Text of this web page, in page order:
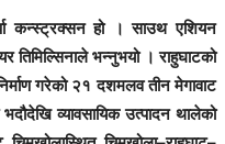
कन्स्ट्रक्सन हो । साउथ एशियन
तिमिल्सिनाले भन्नुभयो । राहुघाटको
गरेको २१ दशमलव तीन मेगावाट
व्यावसायिक उत्पादन थालेको